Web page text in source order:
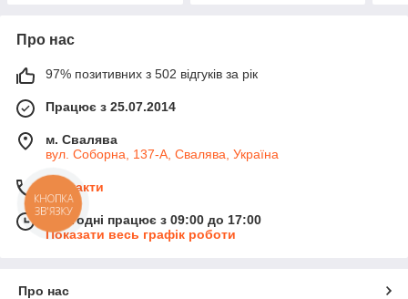
Про нас
97% позитивних з 502 відгуків за рік
Працює з 25.07.2014
м. Свалява
вул. Соборна, 137-А, Свалява, Україна
Контакти
Сьогодні працює з 09:00 до 17:00
Показати весь графік роботи
Про нас
КНОПКА
ЗВ'ЯЗКУ